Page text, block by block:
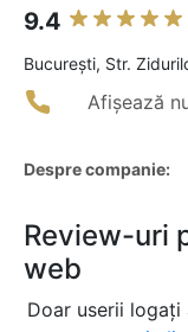
9.4
Bucureşti, Str.
Afișează
Despre companie:
Review-uri
web
Doar userii logați